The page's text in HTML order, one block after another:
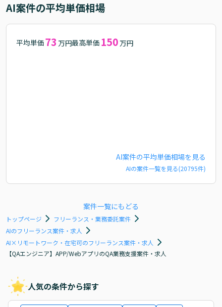
AI案件の平均単価相場
平均単価 73 万円最高単価 150 万円
AI案件の平均単価相場を見る
AIの案件一覧を見る(20795件)
案件一覧にもどる
トップページ
フリーランス・業務委託案件
AIのフリーランス案件・求人
AI×リモートワーク・在宅可のフリーランス案件・求人
【QAエンジニア】APP/WebアプリのQA業務支援案件・求人
人気の条件から探す